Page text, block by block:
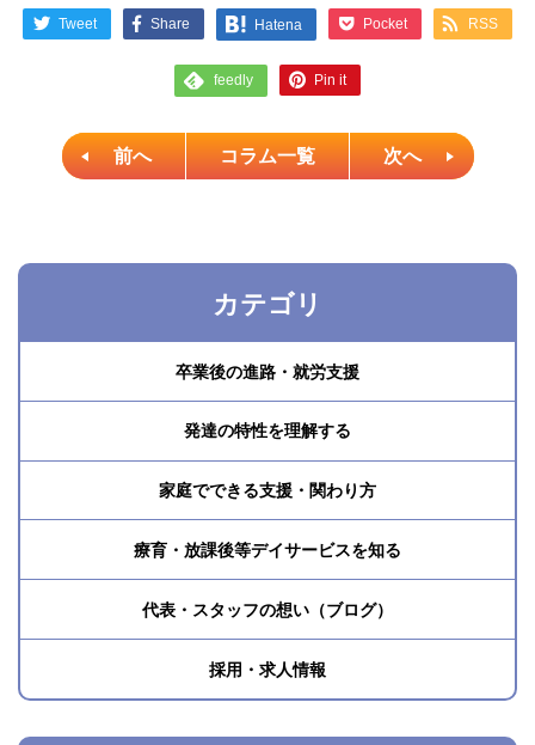
カテゴリ
卒業後の進路・就労支援
発達の特性を理解する
家庭でできる支援・関わり方
療育・放課後等デイサービスを知る
代表・スタッフの想い（ブログ）
採用・求人情報
Tweet Share Hatena Pocket RSS
feedly Pin it
前へ コラム一覧 次へ